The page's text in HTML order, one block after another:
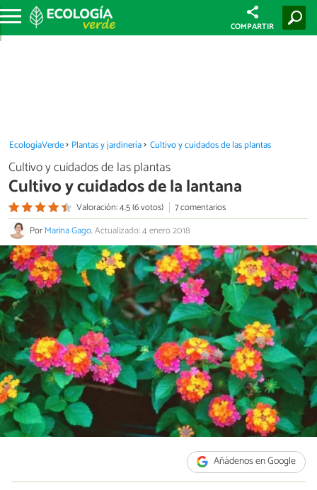
COMPARTIR
EcologíaVerde Plantas y jardinería Cultivo y cuidados de las plantas
Cultivo y cuidados de las plantas
Cultivo y cuidados de la lantana
Valoración: 4.5 (6 votos)
7 comentarios
PorMarina Gago.Actualizado: 4 enero 2018
Añádenos en Google